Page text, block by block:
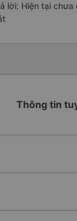
lời: Hiện tại chưa
Thông tin